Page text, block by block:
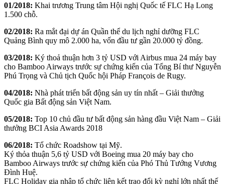
01/2018: Khai trương Trung tâm Hội nghị Quốc tế FLC Hạ Long
1.500 chỗ.
02/2018: Ra mắt đại dự án Quần thể du lịch nghỉ dưỡng FLC
Quảng Bình quy mô 2.000 ha, vốn đầu tư gần 20.000 tỷ đồng.
03/2018: Ký thoả thuận hơn 3 tỷ USD với Airbus mua 24 máy bay
cho Bamboo Airways trước sự chứng kiến của Tổng Bí thư Nguyễn
Phú Trọng và Chủ tịch Quốc hội Pháp François de Rugy.
04/2018: Nhà phát triển bất động sản uy tín nhất – Giải thưởng
Quốc gia Bất động sản Việt Nam.
05/2018: Top 10 chủ đầu tư bất động sản hàng đầu Việt Nam – Giải
thưởng BCI Asia Awards 2018
06/2018: Tổ chức Roadshow tại Mỹ.
Ký thỏa thuận 5,6 tỷ USD với Boeing mua 20 máy bay cho
Bamboo Airways trước sự chứng kiến của Phó Thủ Tướng Vương
Đình Huệ.
FLC Holiday gia nhập tổ chức liên kết trao đổi kỳ nghỉ lớn nhất thế